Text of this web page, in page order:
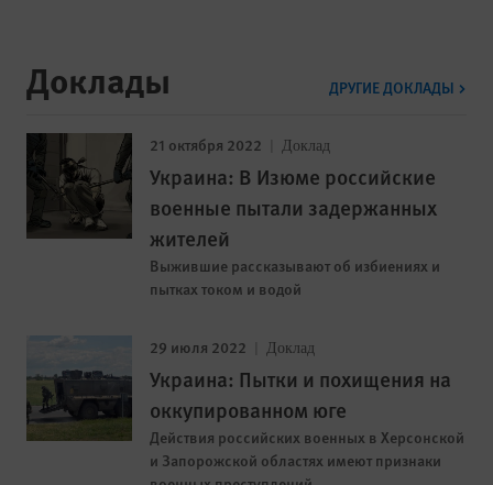
Доклады ДРУГИЕ ДОКЛАДЫ
21 октября 2022 Доклад
Украина: В Изюме российские
военные пытали задержанных
жителей
Выжившие рассказывают об избиениях и
пытках током и водой
29 июля 2022 Доклад
Украина: Пытки и похищения на
оккупированном юге
Действия российских военных в Херсонской
и Запорожской областях имеют признаки